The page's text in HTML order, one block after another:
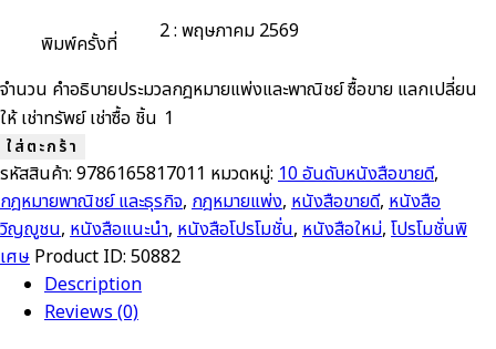
พิมพ์ครั้งที่ 2 : พฤษภาคม 2569
จำนวน คำอธิบายประมวลกฎหมายแพ่งและพาณิชย์ ซื้อขาย แลกเปลี่ยน
ให้ เช่าทรัพย์ เช่าซื้อ ชิ้น
ใส่ตะกร้า
รหัสสินค้า: 9786165817011 หมวดหมู่: 10 อันดับหนังสือขายดี,
กฎหมายพาณิชย์ และธุรกิจ, กฎหมายแพ่ง, หนังสือขายดี, หนังสือ
วิญญูชน, หนังสือแนะนำ, หนังสือโปรโมชั่น, หนังสือใหม่, โปรโมชั่นพิ
เศษ Product ID: 50882
Description
Reviews (0)